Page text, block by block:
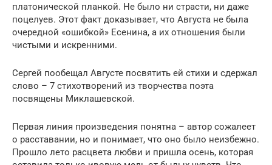
платонической планкой. Не было ни страсти, ни даже
поцелуев. Этот факт доказывает, что Августа не была
очередной «ошибкой» Есенина, а их отношения были
чистыми и искренними.
Сергей пообещал Августе посвятить ей стихи и сдержал
слово – 7 стихотворений из творчества поэта
посвящены Миклашевской.
Первая линия произведения понятна – автор сожалеет
о расставании, но и понимает, что оно было неизбежно.
Прошло лето расцвета любви и пришла осень, которая